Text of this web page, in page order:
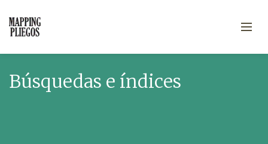
Búsquedas e índices